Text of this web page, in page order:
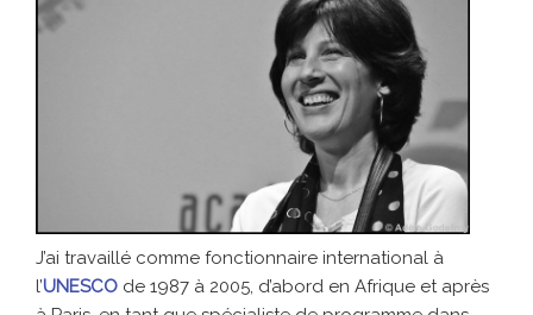
J’ai travaillé comme fonctionnaire international à
l’UNESCO de 1987 à 2005, d’abord en Afrique et après